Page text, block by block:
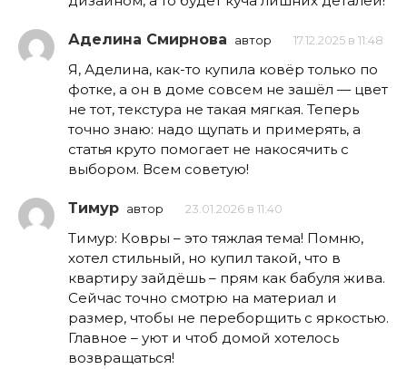
Аделина Смирнова автор 17.12.2025 в 11:48
Я, Аделина, как-то купила ковёр только по
фотке, а он в доме совсем не зашёл — цвет
не тот, текстура не такая мягкая. Теперь
точно знаю: надо щупать и примерять, а
статья круто помогает не накосячить с
выбором. Всем советую!
Тимур автор 23.01.2026 в 11:40
Тимур: Ковры – это тяжлая тема! Помню,
хотел стильный, но купил такой, что в
квартиру зайдёшь – прям как бабуля жива.
Сейчас точно смотрю на материал и
размер, чтобы не переборщить с яркостью.
Главное – уют и чтоб домой хотелось
возвращаться!